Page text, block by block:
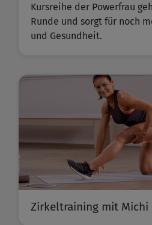
Kursreihe der Powerfrau
Runde und sorgt für noch
und Gesundheit.
Zirkeltraining mit Michi